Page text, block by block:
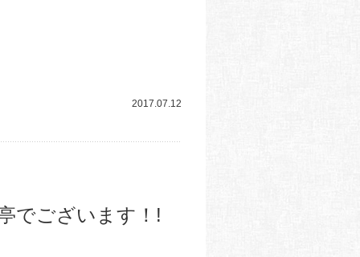
2017.07.12
でございます！!